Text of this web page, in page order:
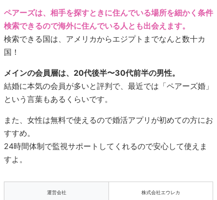
ペアーズは、相手を探すときに住んでいる場所を細かく条件
検索できるので海外に住んでいる人とも出会えます。
検索できる国は、アメリカからエジプトまでなんと数十カ
国！
メインの会員層は、20代後半〜30代前半の男性。
結婚に本気の会員が多いと評判で、最近では「ペアーズ婚」
という言葉もあるくらいです。
また、女性は無料で使えるので婚活アプリが初めての方にお
すすめ。
24時間体制で監視サポートしてくれるので安心して使えま
すよ。
運営会社 株式会社エウレカ